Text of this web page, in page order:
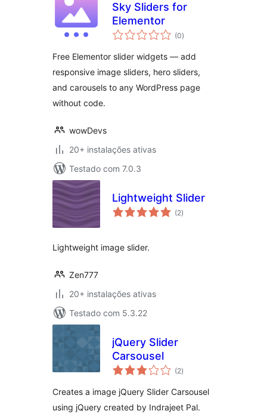
Sky Sliders for
Elementor
(0avaliações
totais
)
Free Elementor slider widgets — add
responsive image sliders, hero sliders,
and carousels to any WordPress page
without code.
wowDevs
20+ instalações ativas
Testado com 7.0.3
Lightweight Slider
(2avaliações
totais
)
Lightweight image slider.
Zen777
20+ instalações ativas
Testado com 5.3.22
jQuery Slider
Carsousel
(2avaliações
totais
)
Creates a image jQuery Slider Carsousel
using jQuery created by Indrajeet Pal.